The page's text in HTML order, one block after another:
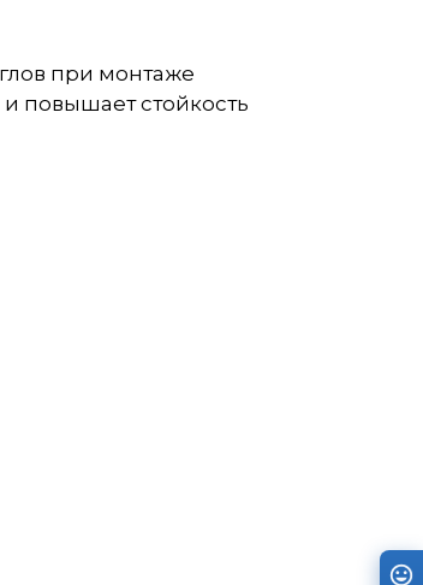
при монтаже
повышает стойкость